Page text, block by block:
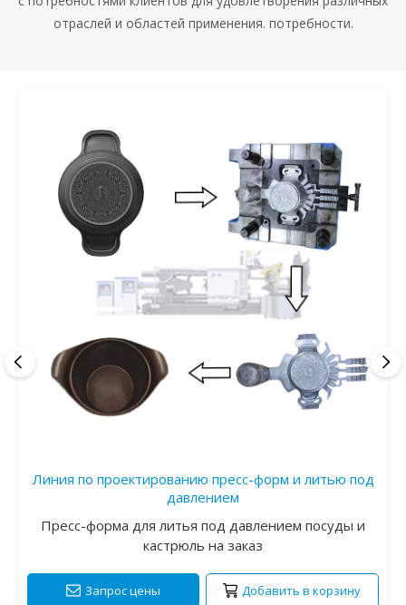
отраслей и областей применения. потребности.
Линия по проектированию пресс-форм и литью под
давлением
Пресс-форма для литья под давлением посуды и
кастрюль на заказ
Запрос цены Добавить в корзину